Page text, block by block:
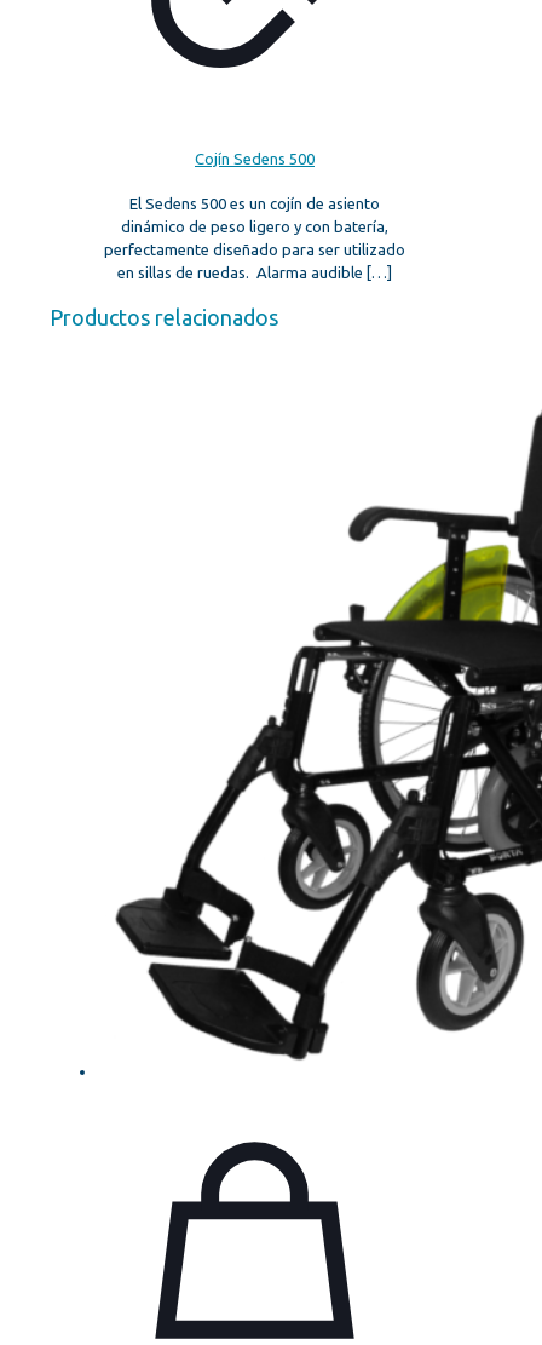
Cojín Sedens 500
El Sedens 500 es un cojín de asiento
dinámico de peso ligero y con batería,
perfectamente diseñado para ser utilizado
en sillas de ruedas. Alarma audible […]
Productos relacionados